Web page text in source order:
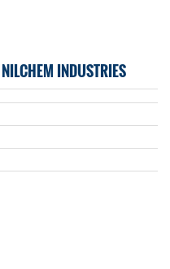
INDUSTRIES